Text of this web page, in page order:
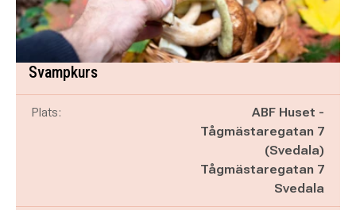
Svampkurs
Plats:
ABF Huset -
Tågmästaregatan 7
(Svedala)
Tågmästaregatan 7
Svedala